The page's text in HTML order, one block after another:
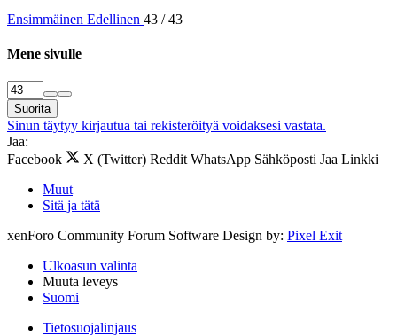
Ensimmäinen Edellinen 43 / 43
Mene sivulle
Suorita
Sinun täytyy kirjautua tai rekisteröityä voidaksesi vastata.
Jaa:
Facebook
X (Twitter) Reddit WhatsApp Sähköposti Jaa Linkki
Muut
Sitä ja tätä
xenForo Community Forum Software Design by: Pixel Exit
Ulkoasun valinta
Muuta leveys
Suomi
Tietosuojalinjaus